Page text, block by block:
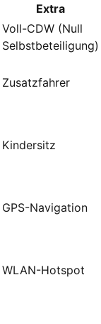
Extra
Voll-CDW (Null
Selbstbeteiligung)
Zusatzfahrer
Kindersitz
GPS-Navigation
WLAN-Hotspot